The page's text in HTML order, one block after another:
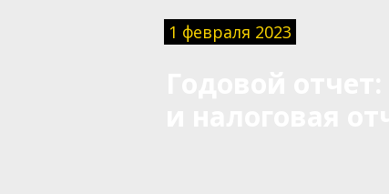
1 февраля 2023